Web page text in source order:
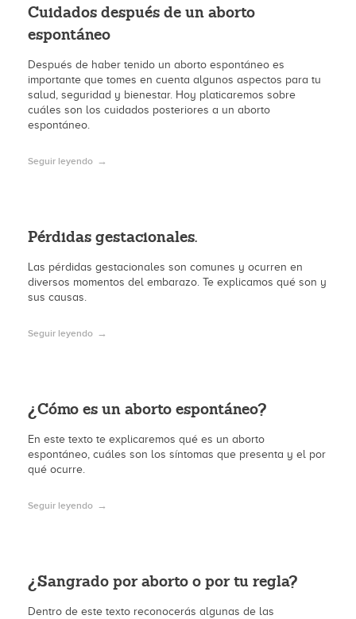
Cuidados después de un aborto
espontáneo
Después de haber tenido un aborto espontáneo es
importante que tomes en cuenta algunos aspectos para tu
salud, seguridad y bienestar. Hoy platicaremos sobre
cuáles son los cuidados posteriores a un aborto
espontáneo.
Seguir leyendo
Pérdidas gestacionales.
Las pérdidas gestacionales son comunes y ocurren en
diversos momentos del embarazo. Te explicamos qué son y
sus causas.
Seguir leyendo
¿Cómo es un aborto espontáneo?
En este texto te explicaremos qué es un aborto
espontáneo, cuáles son los síntomas que presenta y el por
qué ocurre.
Seguir leyendo
¿Sangrado por aborto o por tu regla?
Dentro de este texto reconocerás algunas de las